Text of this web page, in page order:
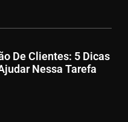
De Clientes: 5 Dicas
Nessa Tarefa